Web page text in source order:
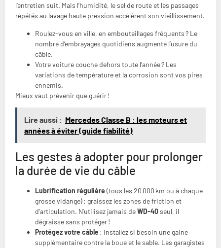
l’entretien suit. Mais l’humidité, le sel de route et les passages
répétés au lavage haute pression accélèrent son vieillissement.
Roulez-vous en ville, en embouteillages fréquents ? Le
nombre d’embrayages quotidiens augmente l’usure du
câble.
Votre voiture couche dehors toute l’année ? Les
variations de température et la corrosion sont vos pires
ennemis.
Mieux vaut prévenir que guérir !
Lire aussi : Mercedes Classe B : les moteurs et
années à éviter (guide fiabilité)
Les gestes à adopter pour prolonger
la durée de vie du câble
Lubrification régulière (tous les 20 000 km ou à chaque
grosse vidange) : graissez les zones de friction et
d’articulation. N’utilisez jamais deWD-40seul, il
dégraisse sans protéger !
Protégez votre câble : installez si besoin une gaine
supplémentaire contre la boue et le sable. Les garagistes